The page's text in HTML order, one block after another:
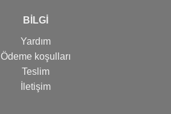
BİLGİ
Yardım
Ödeme koşulları
Teslim
İletişim